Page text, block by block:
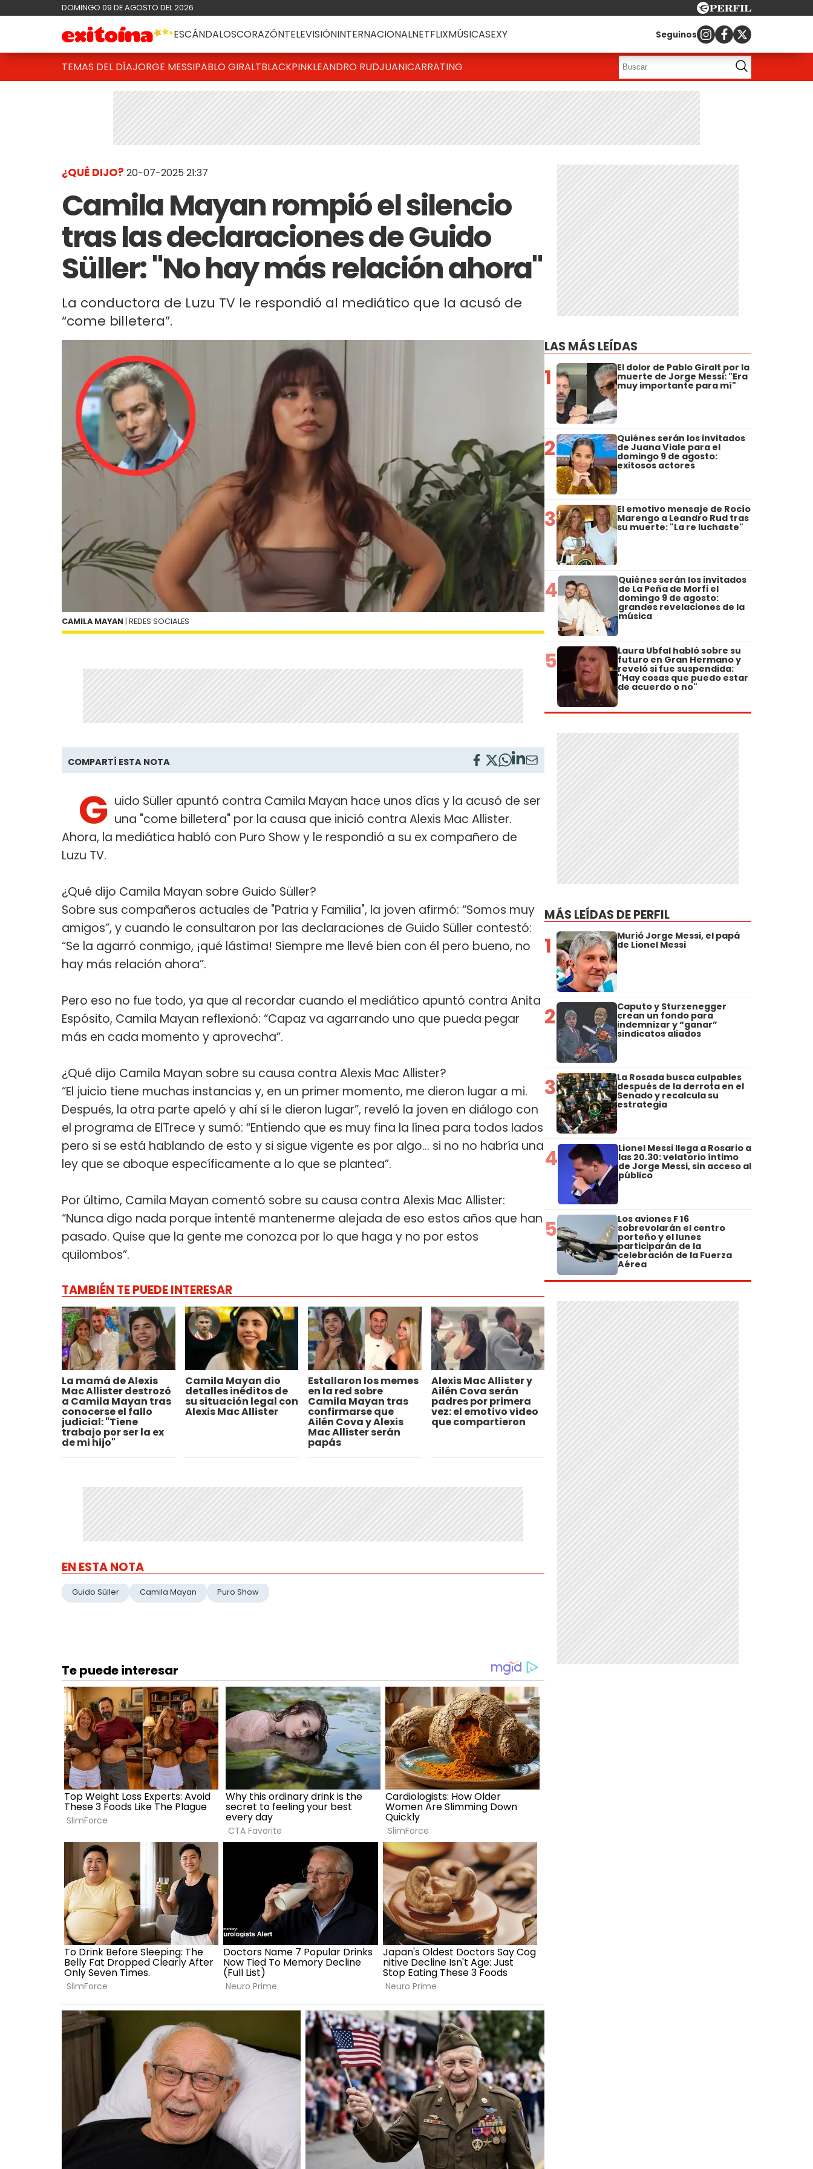
DOMINGO 09 DE AGOSTO DEL 2026
ESCÁNDALOSCORAZÓNTELEVISIÓNINTERNACIONALNETFLIXMÚSICASEXY Seguinos
TEMAS DEL DÍAJORGE MESSIPABLO GIRALTBLACKPINKLEANDRO RUDJUANICARRATING
¿QUÉ DIJO? 20-07-2025 21:37
Camila Mayan rompió el silencio
tras las declaraciones de Guido
Süller: "No hay más relación ahora"
La conductora de Luzu TV le respondió al mediático que la acusó de
“come billetera”.
CAMILA MAYAN | REDES SOCIALES
COMPARTÍ ESTA NOTA
G uido Süller apuntó contra Camila Mayan hace unos días y la acusó de ser
una "come billetera" por la causa que inició contra Alexis Mac Allister.
Ahora, la mediática habló con Puro Show y le respondió a su ex compañero de
Luzu TV.
¿Qué dijo Camila Mayan sobre Guido Süller?
Sobre sus compañeros actuales de "Patria y Familia", la joven afirmó: “Somos muy
amigos”, y cuando le consultaron por las declaraciones de Guido Süller contestó:
“Se la agarró conmigo, ¡qué lástima! Siempre me llevé bien con él pero bueno, no
hay más relación ahora”.
Pero eso no fue todo, ya que al recordar cuando el mediático apuntó contra Anita
Espósito, Camila Mayan reflexionó: “Capaz va agarrando uno que pueda pegar
más en cada momento y aprovecha”.
¿Qué dijo Camila Mayan sobre su causa contra Alexis Mac Allister?
“El juicio tiene muchas instancias y, en un primer momento, me dieron lugar a mi.
Después, la otra parte apeló y ahí sí le dieron lugar”, reveló la joven en diálogo con
el programa de ElTrece y sumó: “Entiendo que es muy fina la línea para todos lados
pero si se está hablando de esto y si sigue vigente es por algo... si no no habría una
ley que se aboque específicamente a lo que se plantea”.
Por último, Camila Mayan comentó sobre su causa contra Alexis Mac Allister:
“Nunca digo nada porque intenté mantenerme alejada de eso estos años que han
pasado. Quise que la gente me conozca por lo que haga y no por estos
quilombos”.
TAMBIÉN TE PUEDE INTERESAR
La mamá de Alexis
Mac Allister destrozó
a Camila Mayan tras
conocerse el fallo
judicial: "Tiene
trabajo por ser la ex
de mi hijo"
Camila Mayan dio
detalles inéditos de
su situación legal con
Alexis Mac Allister
Estallaron los memes
en la red sobre
Camila Mayan tras
confirmarse que
Ailén Cova y Alexis
Mac Allister serán
papás
Alexis Mac Allister y
Ailén Cova serán
padres por primera
vez: el emotivo video
que compartieron
EN ESTA NOTA
Guido Süller Camila Mayan Puro Show
LAS MÁS LEÍDAS
1 El dolor de Pablo Giralt por la
muerte de Jorge Messi: "Era
muy importante para mí"
2 Quiénes serán los invitados
de Juana Viale para el
domingo 9 de agosto:
exitosos actores
3 El emotivo mensaje de Rocío
Marengo a Leandro Rud tras
su muerte: "La re luchaste"
4 Quiénes serán los invitados
de La Peña de Morfi el
domingo 9 de agosto:
grandes revelaciones de la
música
5 Laura Ubfal habló sobre su
futuro en Gran Hermano y
reveló si fue suspendida:
"Hay cosas que puedo estar
de acuerdo o no"
MÁS LEÍDAS DE PERFIL
1 Murió Jorge Messi, el papá
de Lionel Messi
2 Caputo y Sturzenegger
crean un fondo para
indemnizar y “ganar”
sindicatos aliados
3 La Rosada busca culpables
después de la derrota en el
Senado y recalcula su
estrategia
4 Lionel Messi llega a Rosario a
las 20.30: velatorio íntimo
de Jorge Messi, sin acceso al
público
5 Los aviones F 16
sobrevolarán el centro
porteño y el lunes
participarán de la
celebración de la Fuerza
Aérea